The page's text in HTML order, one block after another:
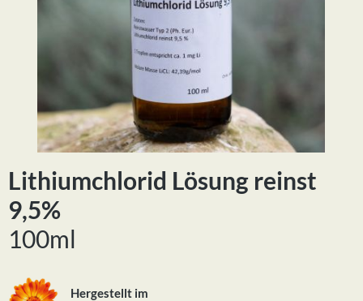
Lithiumchlorid Lösung reinst
9,5%
100ml
Hergestellt im